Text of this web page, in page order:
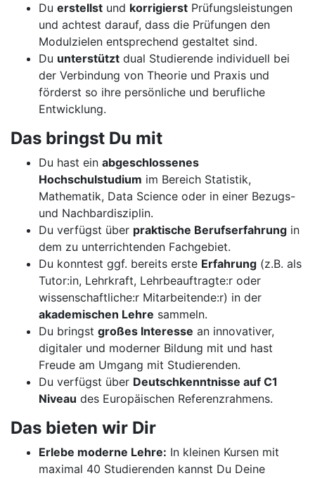
Du erstellst und korrigierst Prüfungsleistungen
und achtest darauf, dass die Prüfungen den
Modulzielen entsprechend gestaltet sind.
Du unterstützt dual Studierende individuell bei
der Verbindung von Theorie und Praxis und
förderst so ihre persönliche und berufliche
Entwicklung.
Das bringst Du mit
Du hast ein abgeschlossenes
Hochschulstudium im Bereich Statistik,
Mathematik, Data Science oder in einer Bezugs-
und Nachbardisziplin.
Du verfügst über praktische Berufserfahrung in
dem zu unterrichtenden Fachgebiet.
Du konntest ggf. bereits erste Erfahrung (z.B. als
Tutor:in, Lehrkraft, Lehrbeauftragte:r oder
wissenschaftliche:r Mitarbeitende:r) in der
akademischen Lehre sammeln.
Du bringst großes Interesse an innovativer,
digitaler und moderner Bildung mit und hast
Freude am Umgang mit Studierenden.
Du verfügst über Deutschkenntnisse auf C1
Niveau des Europäischen Referenzrahmens.
Das bieten wir Dir
Erlebe moderne Lehre: In kleinen Kursen mit
maximal 40 Studierenden kannst Du Deine